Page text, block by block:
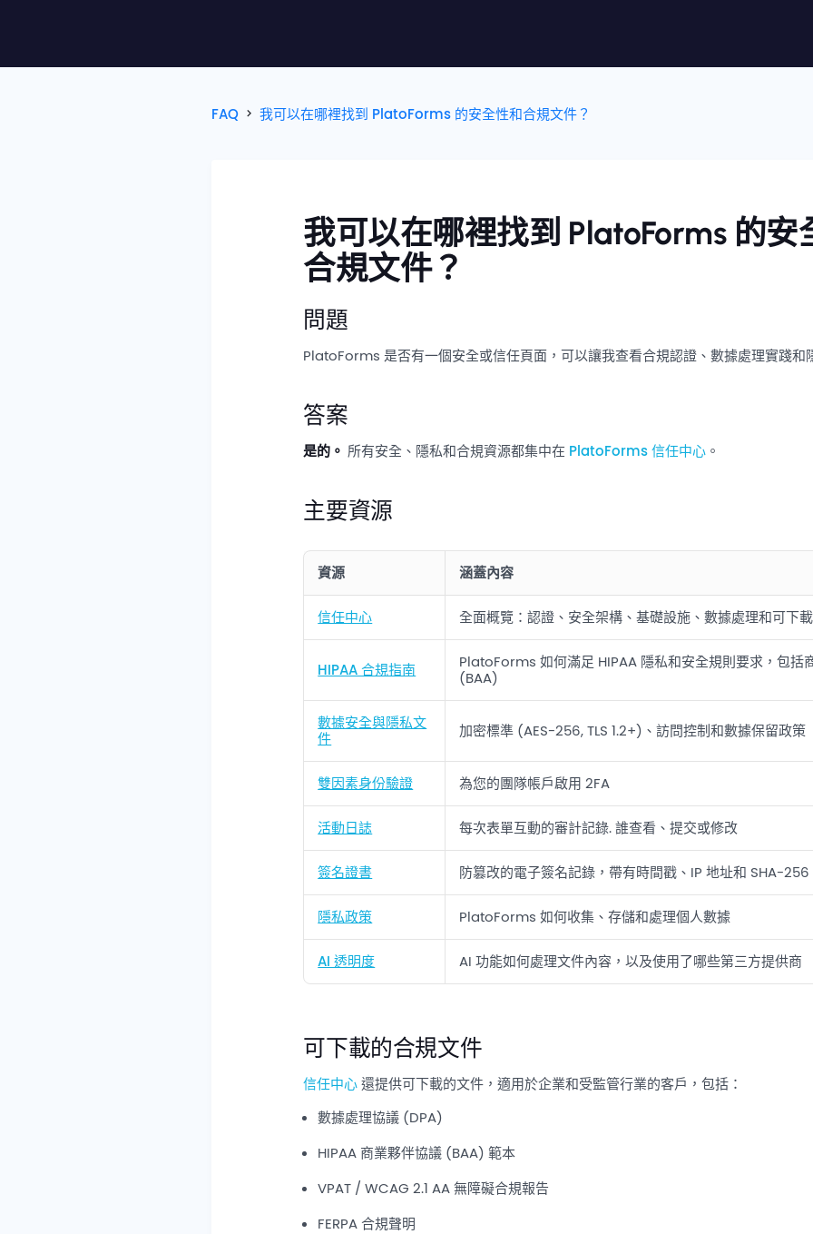
FAQ 我可以在哪裡找到 PlatoForms 的安全性和合規文件？
我可以在哪裡找到 PlatoForms 的安
合規文件？
問題
PlatoForms 是否有一個安全或信任頁面，可以讓我查看合規認證、數據處理實踐和
答案
是的。 所有安全、隱私和合規資源都集中在 PlatoForms 信任中心 。
主要資源
資源 涵蓋內容
信任中心 全面概覽：認證、安全架構、基礎設施、數據處理和可下
HIPAA 合規指南
PlatoForms 如何滿足 HIPAA 隱私和安全規則要求，包括
(BAA)
數據安全與隱私文
件
加密標準 (AES-256, TLS 1.2+)、訪問控制和數據保留政策
雙因素身份驗證 為您的團隊帳戶啟用 2FA
活動日誌 每次表單互動的審計記錄. 誰查看、提交或修改
簽名證書 防篡改的電子簽名記錄，帶有時間戳、IP 地址和 SHA-
隱私政策 PlatoForms 如何收集、存儲和處理個人數據
AI 透明度 AI 功能如何處理文件內容，以及使用了哪些第三方提供商
可下載的合規文件
信任中心還提供可下載的文件，適用於企業和受監管行業的客戶，包括：
數據處理協議 (DPA)
HIPAA 商業夥伴協議 (BAA) 範本
VPAT / WCAG 2.1 AA 無障礙合規報告
FERPA 合規聲明